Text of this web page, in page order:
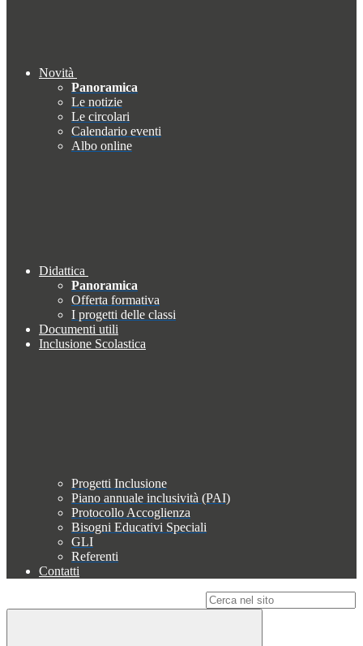
Novità
Panoramica
Le notizie
Le circolari
Calendario eventi
Albo online
Didattica
Panoramica
Offerta formativa
I progetti delle classi
Documenti utili
Inclusione Scolastica
Progetti Inclusione
Piano annuale inclusività (PAI)
Protocollo Accoglienza
Bisogni Educativi Speciali
GLI
Referenti
Contatti